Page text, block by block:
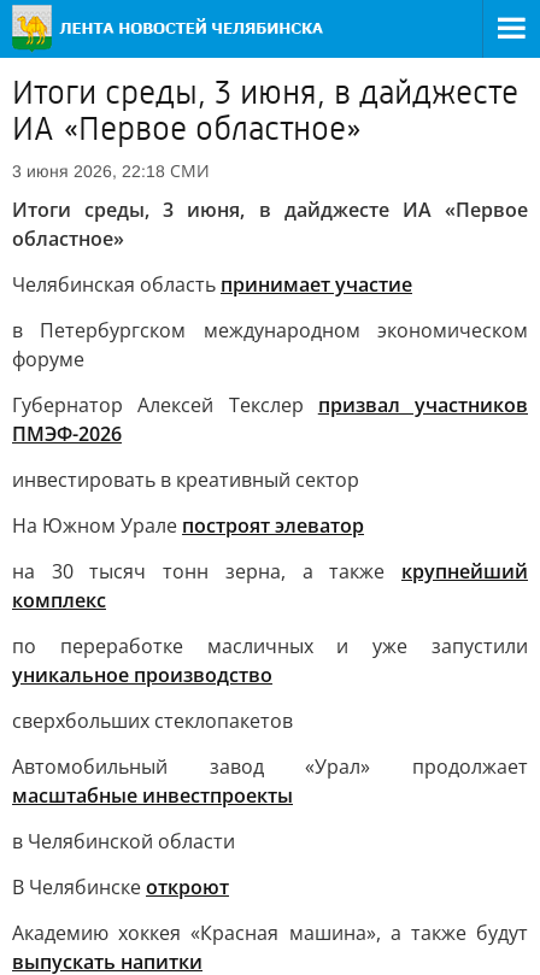
Итоги среды, 3 июня, в дайджесте
ИА «Первое областное»
3 июня 2026, 22:18 СМИ
Итоги среды, 3 июня, в дайджесте ИА «Первое
областное»
Челябинская область принимает участие
в Петербургском международном экономическом
форуме
Губернатор Алексей Текслер призвал участников
ПМЭФ-2026
инвестировать в креативный сектор
На Южном Урале построят элеватор
на 30 тысяч тонн зерна, а также крупнейший
комплекс
по переработке масличных и уже запустили
уникальное производство
сверхбольших стеклопакетов
Автомобильный завод «Урал» продолжает
масштабные инвестпроекты
в Челябинской области
В Челябинскеоткроют
Академию хоккея «Красная машина», а также будут
выпускать напитки